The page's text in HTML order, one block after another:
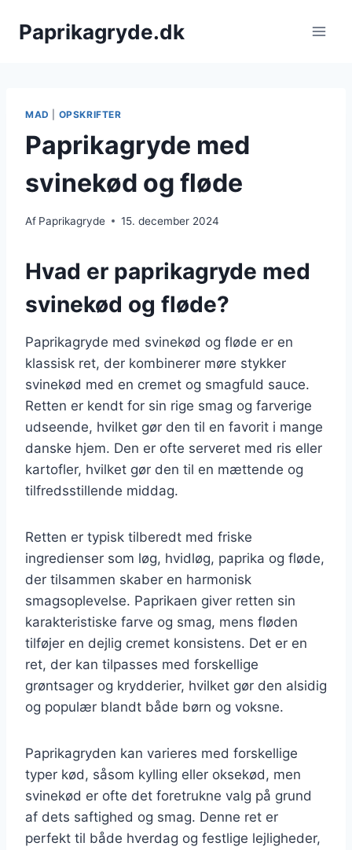
Paprikagryde.dk
MAD OPSKRIFTER
Paprikagryde med
svinekød og fløde
Af Paprikagryde 15. december 2024
Hvad er paprikagryde med
svinekød og fløde?
Paprikagryde med svinekød og fløde er en
klassisk ret, der kombinerer møre stykker
svinekød med en cremet og smagfuld sauce.
Retten er kendt for sin rige smag og farverige
udseende, hvilket gør den til en favorit i mange
danske hjem. Den er ofte serveret med ris eller
kartofler, hvilket gør den til en mættende og
tilfredsstillende middag.
Retten er typisk tilberedt med friske
ingredienser som løg, hvidløg, paprika og fløde,
der tilsammen skaber en harmonisk
smagsoplevelse. Paprikaen giver retten sin
karakteristiske farve og smag, mens fløden
tilføjer en dejlig cremet konsistens. Det er en
ret, der kan tilpasses med forskellige
grøntsager og krydderier, hvilket gør den alsidig
og populær blandt både børn og voksne.
Paprikagryden kan varieres med forskellige
typer kød, såsom kylling eller oksekød, men
svinekød er ofte det foretrukne valg på grund
af dets saftighed og smag. Denne ret er
perfekt til både hverdag og festlige lejligheder,